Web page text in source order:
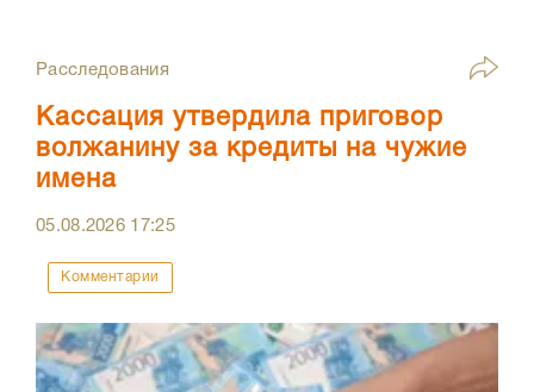
Расследования
Кассация утвердила приговор
волжанину за кредиты на чужие
имена
05.08.2026 17:25
Комментарии